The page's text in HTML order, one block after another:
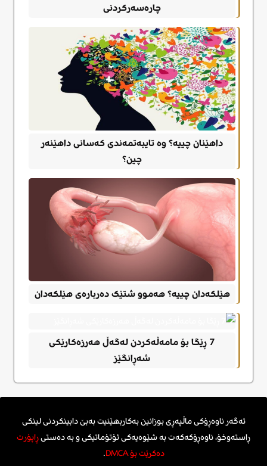
چارەسەرکردنی
داهێنان چییە؟ وە تایبەتمەندی کەسانی داهێنەر
چین؟
هێلکەدان چییە؟ هەموو شتێک دەربارەی هێلکەدان
7 ڕێگا بۆ مامەڵەکردن لەگەڵ هەرزەکارێکی
شەڕانگێز
ئەگەر ناوەڕۆکی ماڵپەڕی بوزانین بەکاربهێنیت بەبێ دابینکردنی لینکی
ڕاستەوخۆ، ناوەڕۆکەکەت بە شێوەیەکی ئۆتۆماتیکی و بە دەستیڕاپۆرت
دەکرێت بۆ DMCA
.